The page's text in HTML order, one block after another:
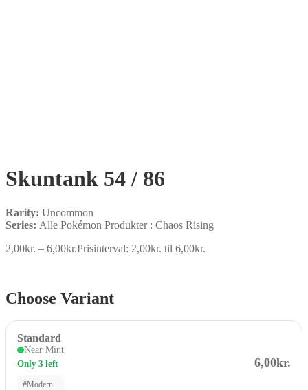
Skuntank 54 / 86
Rarity: Uncommon
Series: Alle Pokémon Produkter : Chaos Rising
2,00kr. – 6,00kr.Prisinterval: 2,00kr. til 6,00kr.
Choose Variant
Standard
Near Mint
Only 3 left
#Modern
6,00kr.